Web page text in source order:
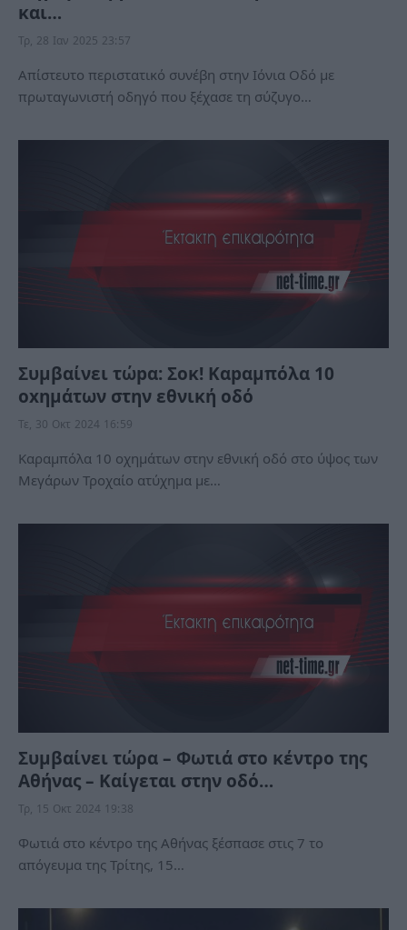
και…
Τρ, 28 Ιαν 2025 23:57
Απίστευτο περιστατικό συνέβη στην Ιόνια Οδό με
πρωταγωνιστή οδηγό που ξέχασε τη σύζυγο…
Συμβαίνει τώpα: Σοκ! Καpαμπόλα 10
οxημάτων στην εθνική οδό
Τε, 30 Οκτ 2024 16:59
Καραμπόλα 10 οχημάτων στην εθνική οδό στο ύψος των
Μεγάρων Τροχαίο ατύχημα με…
Συμβαίνει τώρα – Φωτιά στο κέντρο της
Αθήνας – Καίγεται στην οδό…
Τρ, 15 Οκτ 2024 19:38
Φωτιά στο κέντρο της Αθήνας ξέσπασε στις 7 το
απόγευμα της Τρίτης, 15…